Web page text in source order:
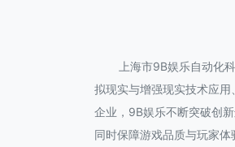
上海市9B娱乐自动化
拟现实与增强现实技术应
企业，9B娱乐不断突破创
同时保障游戏品质与玩家